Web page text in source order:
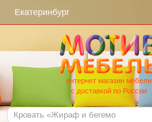
Екатеринбург
интернет магазин мебели
с доставкой по России